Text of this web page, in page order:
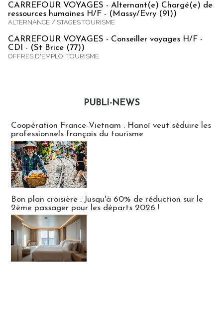
CARREFOUR VOYAGES - Alternant(e) Chargé(e) de
ressources humaines H/F - (Massy/Evry (91))
ALTERNANCE / STAGES TOURISME
CARREFOUR VOYAGES - Conseiller voyages H/F -
CDI - (St Brice (77))
OFFRES D'EMPLOI TOURISME
PUBLI-NEWS
Coopération France-Vietnam : Hanoï veut séduire les
professionnels français du tourisme
Bon plan croisière : Jusqu'à 60% de réduction sur le
2ème passager pour les départs 2026 !